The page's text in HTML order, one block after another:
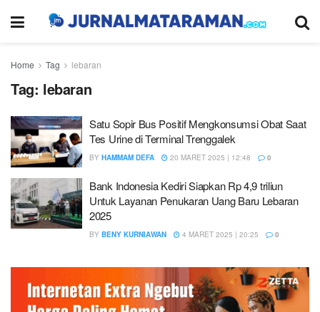
Home Tag lebaran
Tag: lebaran
Satu Sopir Bus Positif Mengkonsumsi Obat Saat
Tes Urine di Terminal Trenggalek
BY HAMMAM DEFA 20 MARET 2025 | 12:48 0
Bank Indonesia Kediri Siapkan Rp 4,9 triliun
Untuk Layanan Penukaran Uang Baru Lebaran
2025
BY BENY KURNIAWAN 4 MARET 2025 | 20:25 0